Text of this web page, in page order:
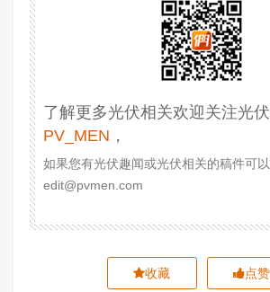
了解更多光伏相关欢迎关注光
PV_MEN ，
如果您有光伏趣闻或光伏相关的稿件可以
edit@pvmen.com
收藏 点赞